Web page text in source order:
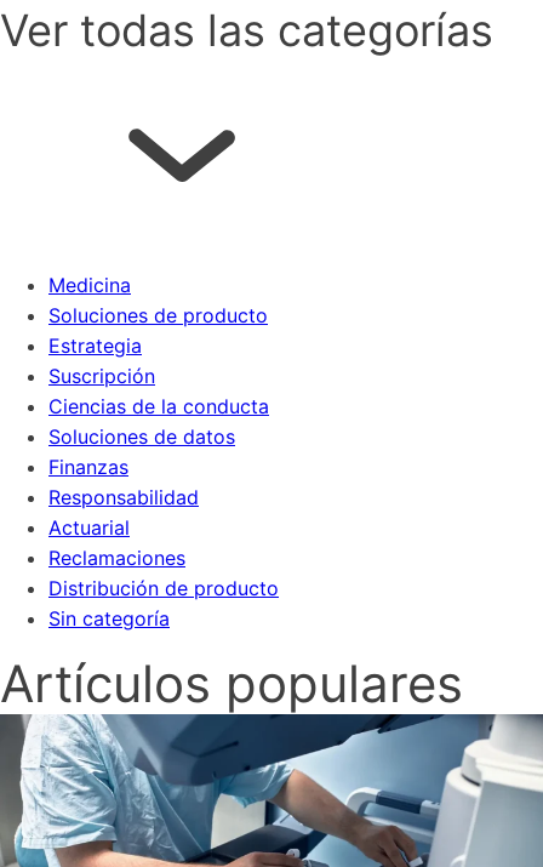
Ver todas las categorías
Medicina
Soluciones de producto
Estrategia
Suscripción
Ciencias de la conducta
Soluciones de datos
Finanzas
Responsabilidad
Actuarial
Reclamaciones
Distribución de producto
Sin categoría
Artículos populares